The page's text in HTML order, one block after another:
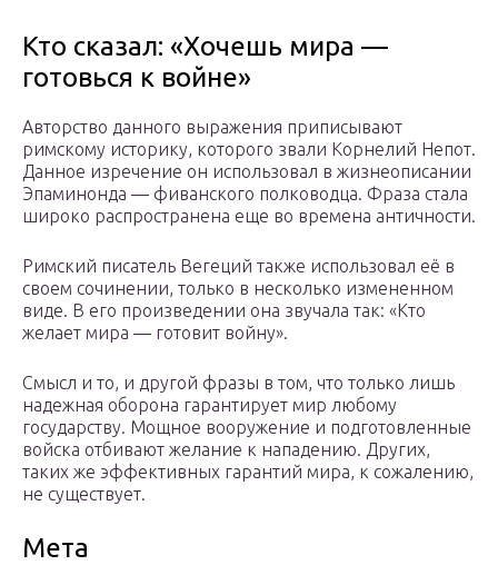
Кто сказал: «Хочешь мира —
готовься к войне»
Авторство данного выражения приписывают
римскому историку, которого звали Корнелий Непот.
Данное изречение он использовал в жизнеописании
Эпаминонда — фиванского полководца. Фраза стала
широко распространена еще во времена античности.
Римский писатель Вегеций также использовал её в
своем сочинении, только в несколько измененном
виде. В его произведении она звучала так: «Кто
желает мира — готовит войну».
Смысл и то, и другой фразы в том, что только лишь
надежная оборона гарантирует мир любому
государству. Мощное вооружение и подготовленные
войска отбивают желание к нападению. Других,
таких же эффективных гарантий мира, к сожалению,
не существует.
Мета